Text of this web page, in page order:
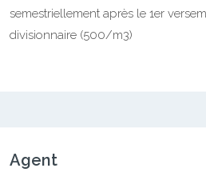
semestriellement après le 1er
divisionnaire (500/m3)
Agent